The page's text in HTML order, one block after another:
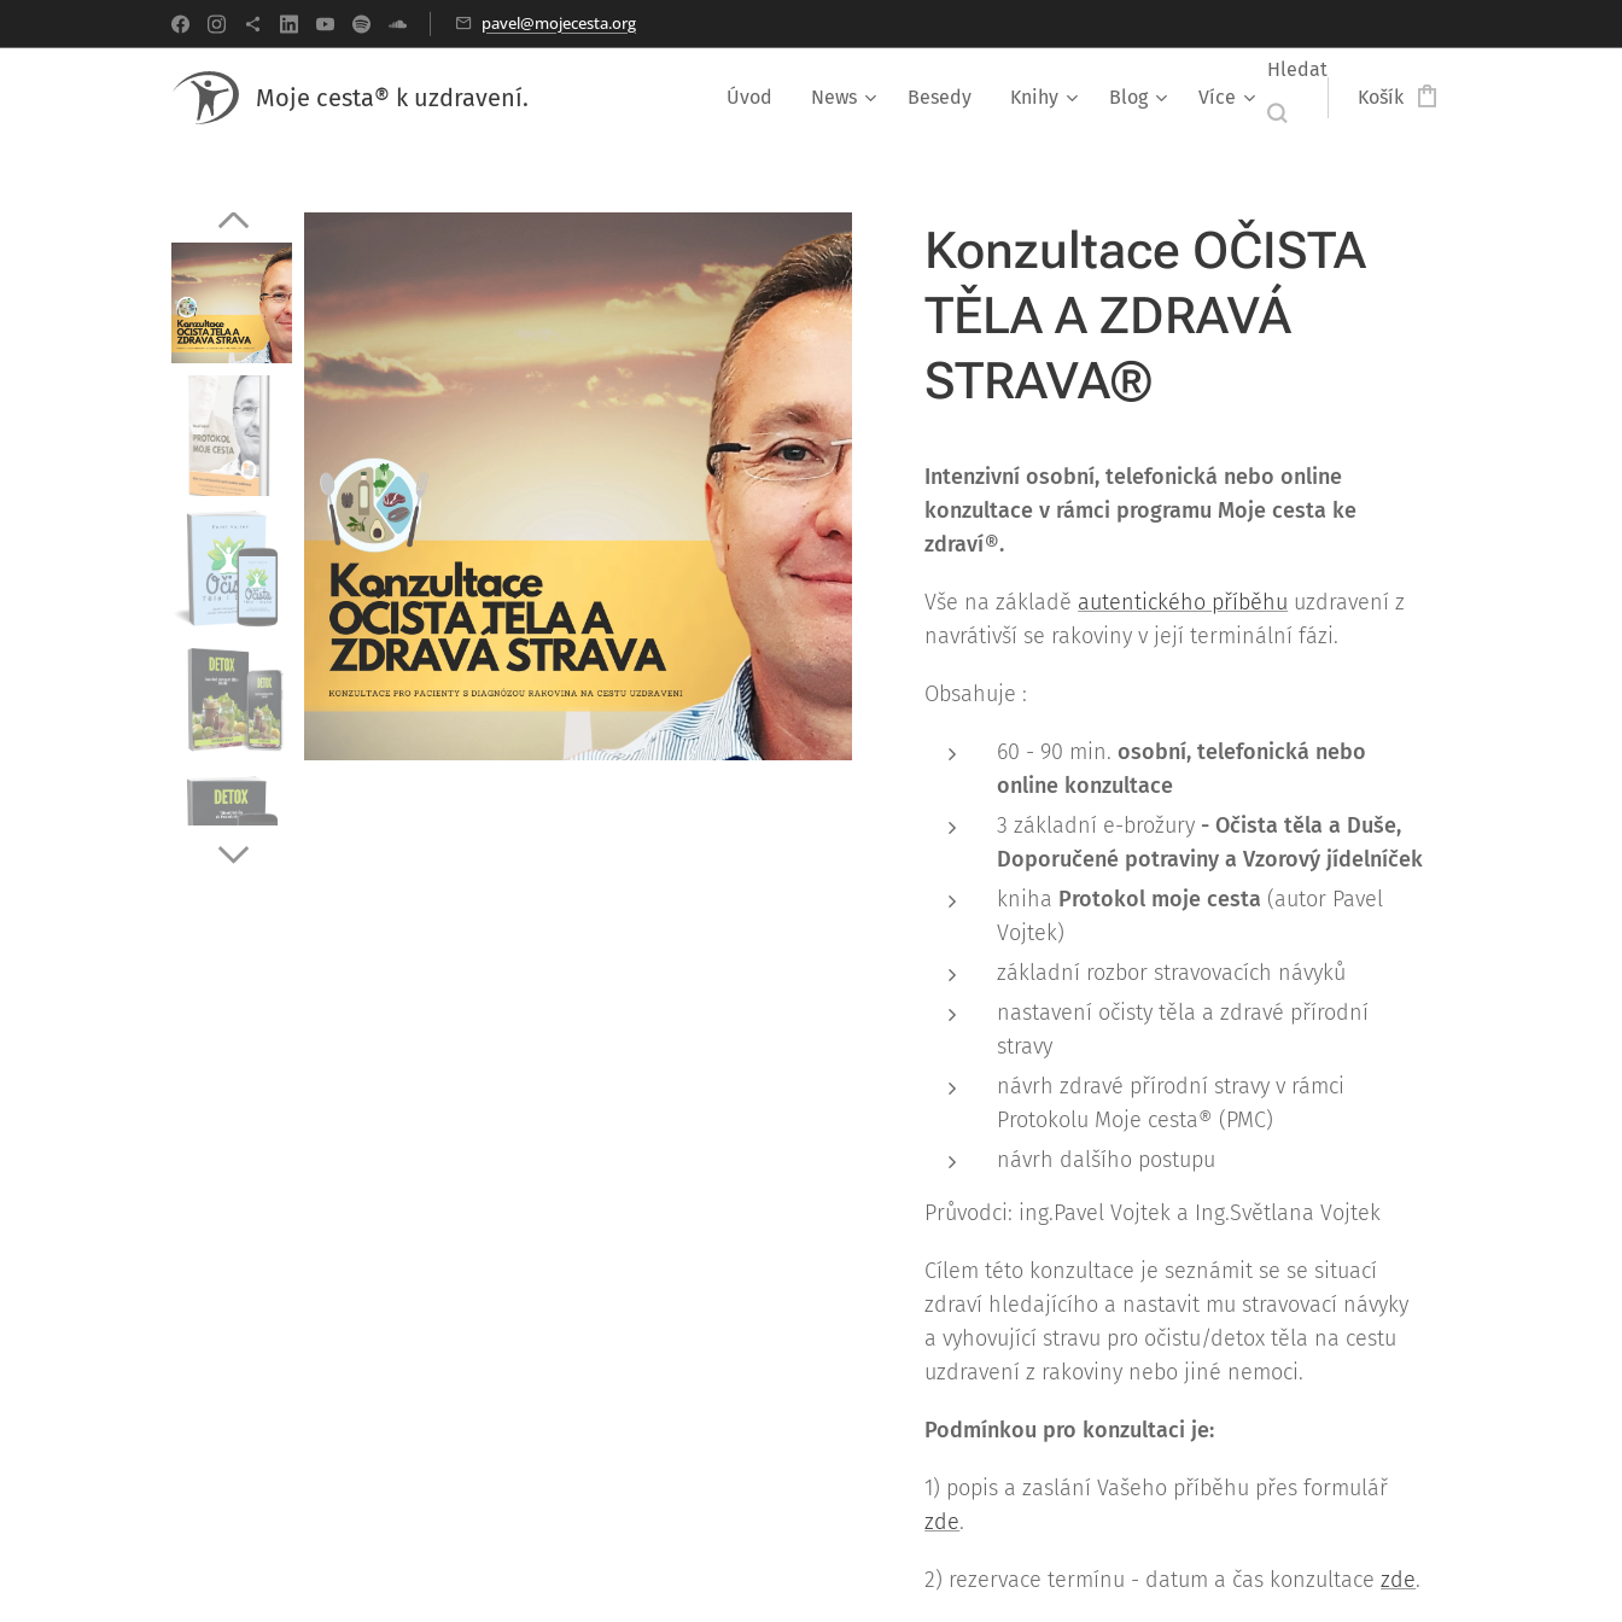
pavel@mojecesta.org
Moje cesta® k uzdravení. Úvod News Besedy Knihy Blog Více
Hledat
Košík
Konzultace OČISTA
TĚLA A ZDRAVÁ
STRAVA®
Intenzivní osobní, telefonická nebo online
konzultace v rámci programu Moje cesta ke
zdraví®.
Vše na základě autentického příběhu uzdravení z
navrátivší se rakoviny v její terminální fázi.
Obsahuje :
60 - 90 min.osobní, telefonická nebo
online konzultace
3 základní e-brožury -Očista těla a Duše,
Doporučené potraviny a Vzorový jídelníček
kniha Protokol moje cesta (autor Pavel
Vojtek)
základní rozbor stravovacích návyků
nastavení očisty těla a zdravé přírodní
stravy
návrh zdravé přírodní stravy v rámci
Protokolu Moje cesta® (PMC)
návrh dalšího postupu
Průvodci: ing.Pavel Vojtek a Ing.Světlana Vojtek
Cílem této konzultace je seznámit se se situací
zdraví hledajícího a nastavit mu stravovací návyky
a vyhovující stravu pro očistu/detox těla na cestu
uzdravení z rakoviny nebo jiné nemoci.
Podmínkou pro konzultaci je:
1) popis a zaslání Vašeho příběhu přes formulář
zde.
2) rezervace termínu - datum a čas konzultacezde.